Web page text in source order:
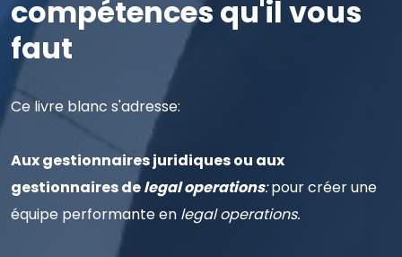
compétences qu'il vous
faut
Ce livre blanc s'adresse:
Aux gestionnaires juridiques ou aux
gestionnaires delegal operations:pour créer une
équipe performante en legal operations.